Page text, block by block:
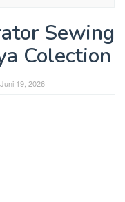
Sewing
Colection
Juni 19, 2026